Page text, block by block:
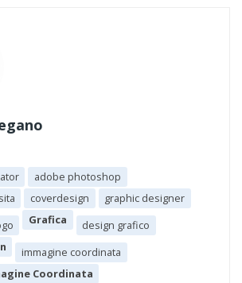
adobe photoshop
coverdesign
graphic designer
Grafica
design grafico
immagine coordinata
Coordinata